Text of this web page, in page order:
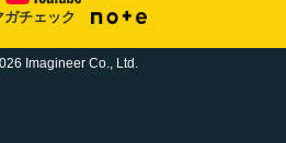
チェック
Imagineer Co., Ltd.